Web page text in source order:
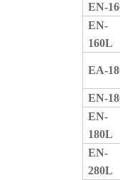
EN-
EN-
160L
EA-
EN-
EN-
180L
EN-
280L